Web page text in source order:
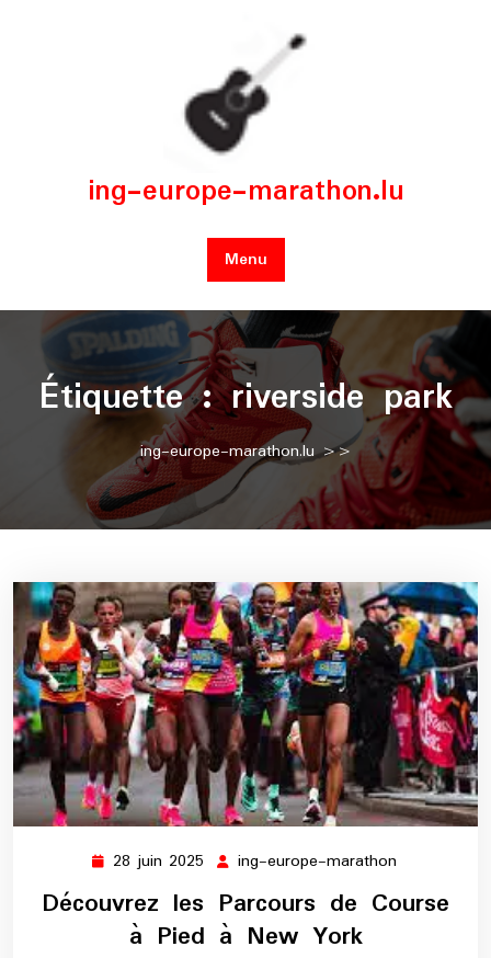
ing-europe-marathon.lu
Menu
Étiquette :riverside park
ing-europe-marathon.lu>>
28 juin 2025 28
juin
2025
ing-europe-marathon
marathon
Découvrez les Parcours de Course
à Pied à New York